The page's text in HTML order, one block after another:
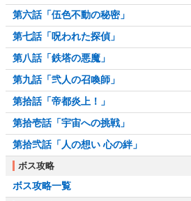
第六話「伍色不動の秘密」
第七話「呪われた探偵」
第八話「鉄塔の悪魔」
第九話「弐人の召喚師」
第拾話「帝都炎上！」
第拾壱話「宇宙への挑戦」
第拾弐話「人の想い 心の絆」
ボス攻略
ボス攻略一覧